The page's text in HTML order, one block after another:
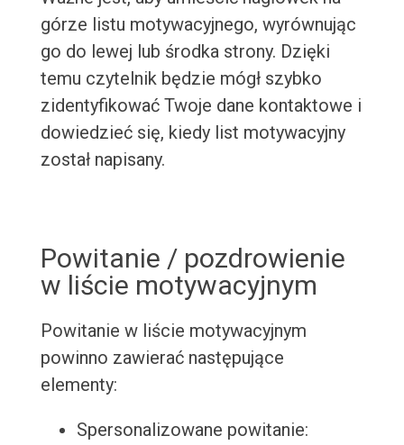
górze listu motywacyjnego, wyrównując
go do lewej lub środka strony. Dzięki
temu czytelnik będzie mógł szybko
zidentyfikować Twoje dane kontaktowe i
dowiedzieć się, kiedy list motywacyjny
został napisany.
Powitanie / pozdrowienie
w liście motywacyjnym
Powitanie w liście motywacyjnym
powinno zawierać następujące
elementy:
Spersonalizowane powitanie: